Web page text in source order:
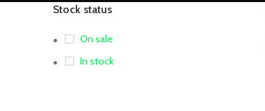
Stock status
On sale
In stock